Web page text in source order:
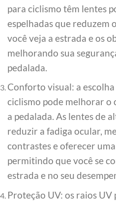
para ciclismo têm lentes
espelhadas que reduzem
você veja a estrada e os
melhorando sua
pedalada.
Conforto visual: a
ciclismo pode melhorar
a pedalada. As lentes de
reduzir a fadiga ocular,
contrastes e oferecer
permitindo que você se
estrada e no seu
Proteção UV: os raios